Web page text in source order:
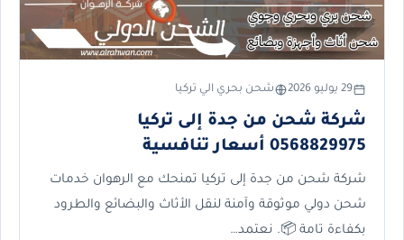
29 يوليو 2026 شحن بحري الي تركيا
شركة شحن من جدة إلى تركيا
0568829975 أسعار تنافسية
شركة شحن من جدة إلى تركيا تمنحك مع الرهوان خدمات
شحن دولي موثوقة وآمنة لنقل الأثاث والبضائع والطرود
بكفاءة تامة 📦. نعتمد…